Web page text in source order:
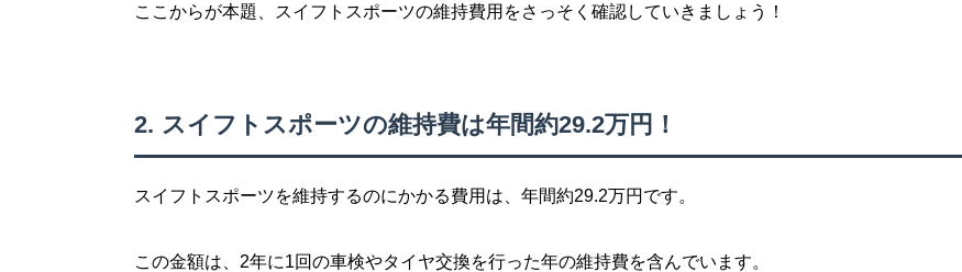
ここからが本題、スイフトスポーツの維持費用をさっそく確認していきましょう！
スイフトスポーツの維持費は年間約29.2万円！
スイフトスポーツを維持するのにかかる費用は、年間約29.2万円です。
この金額は、2年に1回の車検やタイヤ交換を行った年の維持費を含んでいます。